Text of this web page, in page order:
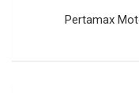
Pertamax